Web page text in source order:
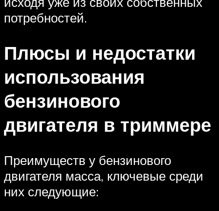
потребностей.
Плюсы и недостатки
использования
бензинового
двигателя в триммере
Преимуществ у бензинового
двигателя масса, ключевые среди
них следующие: